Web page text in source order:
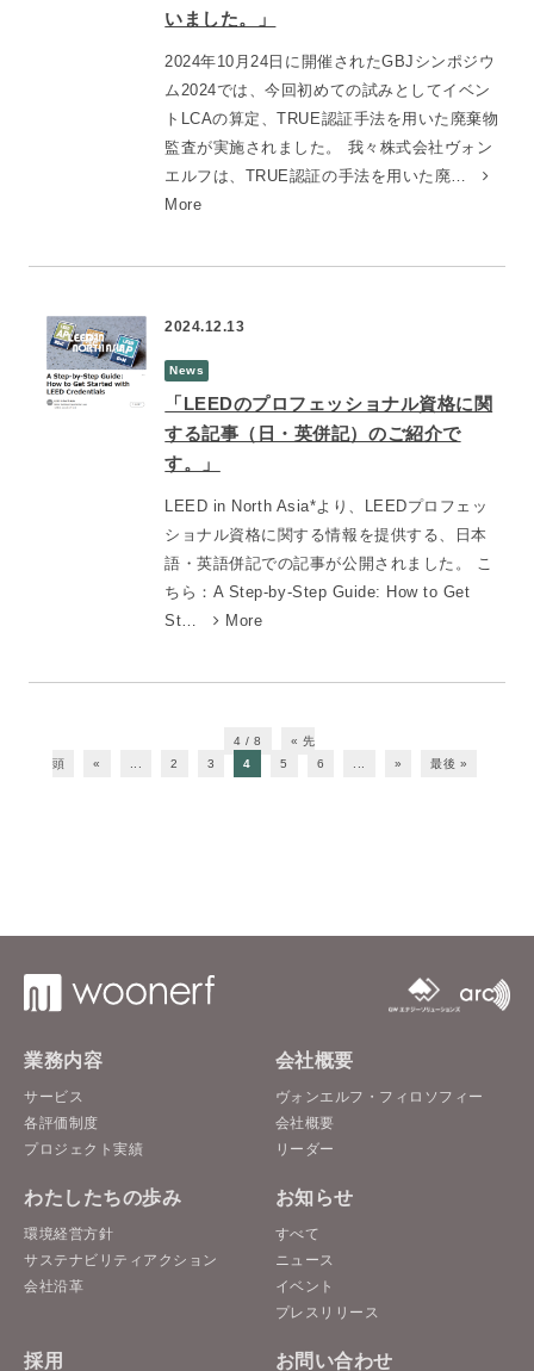
いました。」
2024年10月24日に開催されたGBJシンポジウ
ム2024では、今回初めての試みとしてイベン
トLCAの算定、TRUE認証手法を用いた廃棄物
監査が実施されました。 我々株式会社ヴォン
エルフは、TRUE認証の手法を用いた廃…
More
2024.12.13
News
「LEEDのプロフェッショナル資格に関
する記事（日・英併記）のご紹介で
す。」
LEED in North Asia*より、LEEDプロフェッ
ショナル資格に関する情報を提供する、日本
語・英語併記での記事が公開されました。 こ
ちら：A Step-by-Step Guide: How to Get
St…
More
4 / 8
« 先
頭
« 2 3 4 5 6 » 最後 »
業務内容
サービス
各評価制度
プロジェクト実績
会社概要
ヴォンエルフ・フィロソフィー
会社概要
リーダー
わたしたちの歩み
環境経営方針
サステナビリティアクション
会社沿革
お知らせ
すべて
ニュース
イベント
プレスリリース
採用 お問い合わせ